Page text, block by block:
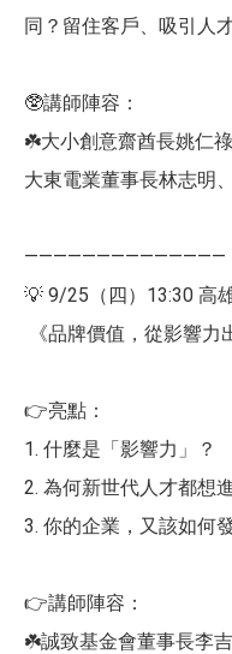
同？留住客戶、吸引人才
🥸講師陣容：
☘️大小創意齋酋長姚仁
大東電業董事長林志明
——————————————
💡 9/25（四）13:30 高
《品牌價值，從影響力
👉亮點：
1. 什麼是「影響力」？
2. 為何新世代人才都想
3. 你的企業，又該如何
👉講師陣容：
☘️誠致基金會董事長李